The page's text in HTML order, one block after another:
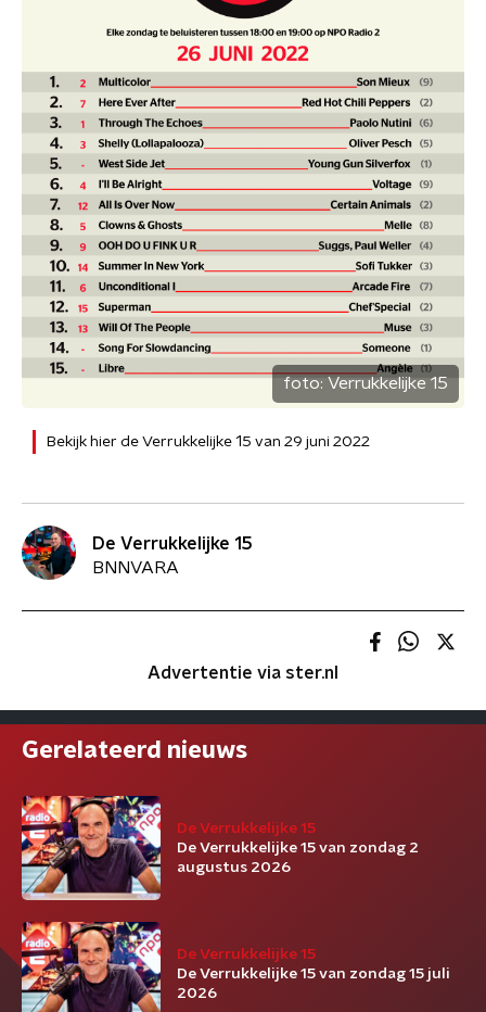
foto: Verrukkelijke 15
Bekijk hier de Verrukkelijke 15 van 29 juni 2022
De Verrukkelijke 15
BNNVARA
Advertentie via ster.nl
Gerelateerd nieuws
De Verrukkelijke 15
De Verrukkelijke 15 van zondag 2
augustus 2026
De Verrukkelijke 15
De Verrukkelijke 15 van zondag 15 juli
2026